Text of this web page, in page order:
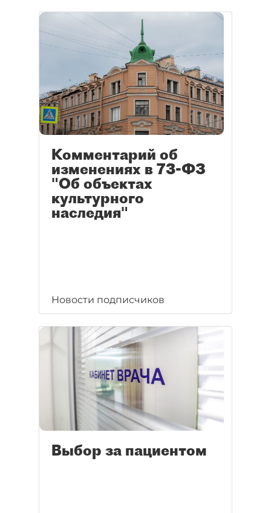
Комментарий об
изменениях в 73-ФЗ
"Об объектах
культурного
наследия"
Новости подписчиков
Выбор за пациентом